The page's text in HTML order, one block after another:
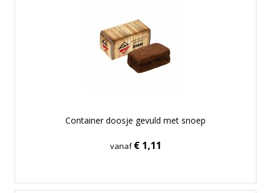
Container doosje gevuld met snoep
vanaf€ 1,11